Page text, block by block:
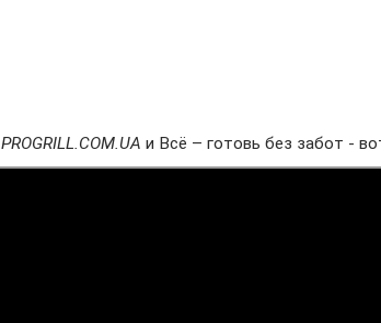
PROGRILL.COM.UA и Всё – готовь без забот -